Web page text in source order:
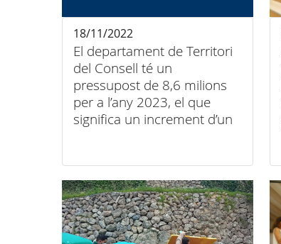
El departament de Territori
del Consell té un
pressupost de 8,6 milions
per a l’any 2023, el que
significa un increment d’un
18/11/2022